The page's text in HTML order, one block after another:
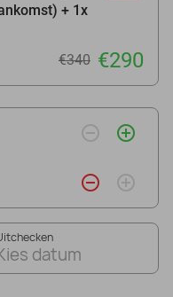
+ 1x
€340 €290
remove_circle_outline add_circle_outline
remove_circle_outline add_circle_outline
datum